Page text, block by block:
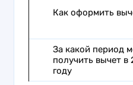
Как оформить
За какой период
получить вычет в
году